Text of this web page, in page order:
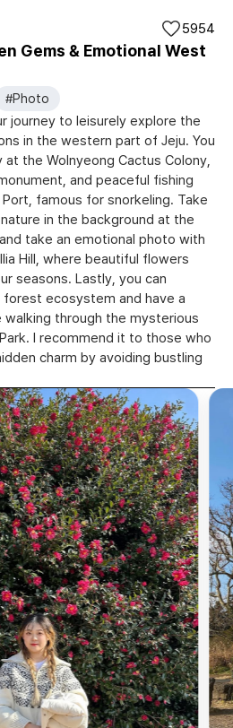
Gems & Emotional West
5954
#Photo
journey to leisurely explore the
in the western part of Jeju. You
the Wolnyeong Cactus Colony,
and peaceful fishing
famous for snorkeling. Take
in the background at the
take an emotional photo with
Hill, where beautiful flowers
seasons. Lastly, you can
forest ecosystem and have a
walking through the mysterious
I recommend it to those who
charm by avoiding bustling